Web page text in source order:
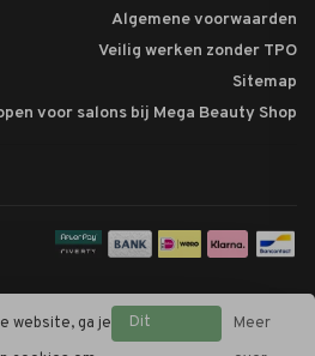
Algemene voorwaarden
Veilig werken zonder TPO
Sitemap
voor salons bij Mega Beauty Shop
website, ga je
Dit
Meer